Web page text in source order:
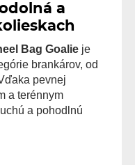
a
Bag Goalie je
brankárov, od
pevnej
a terénnym
a pohodlnú